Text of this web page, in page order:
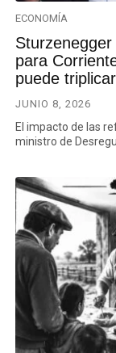
ECONOMÍA
para
puede
JUNIO 8, 2026
El impacto de las
ministro de